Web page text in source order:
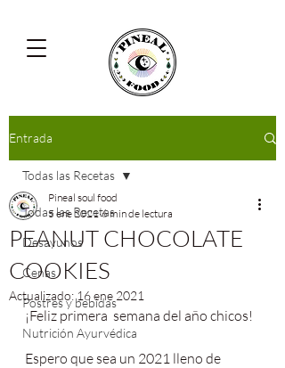
Entrada
Todas las Recetas
Desayunos
Cenas
Postres y bebidas
Nutrición Ayurvédica
Todas las Recetas
PEANUT CHOCOLATE
COOKIES
Pineal soul food
5 ene 2021 6 min de lectura
Actualizado:16 ene 2021
¡Feliz primera  semana del año chicos!
Espero que sea un 2021 lleno de